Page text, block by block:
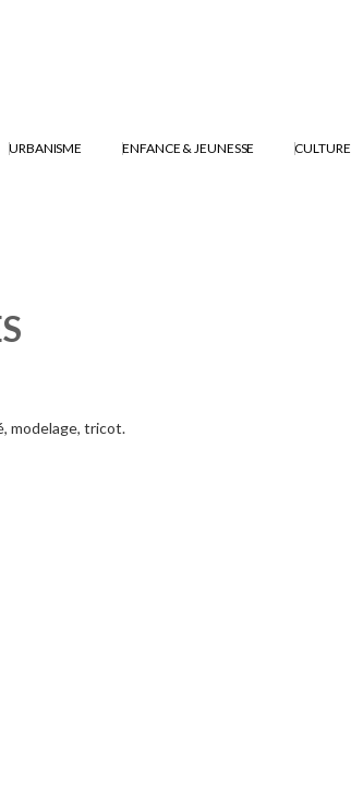
URBANISME ENFANCE & JEUNESSE CULTURE
modelage, tricot.